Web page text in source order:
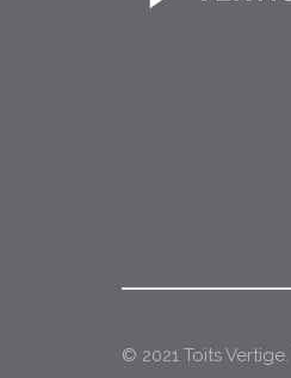
© 2021 Toits